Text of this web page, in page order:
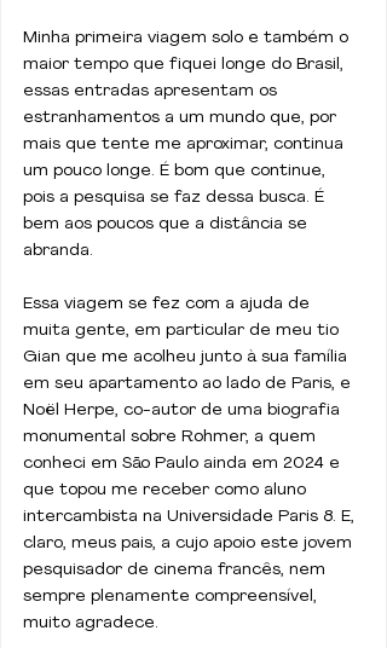
Minha primeira viagem solo e também o
maior tempo que fiquei longe do Brasil,
essas entradas apresentam os
estranhamentos a um mundo que, por
mais que tente me aproximar, continua
um pouco longe. É bom que continue,
pois a pesquisa se faz dessa busca. É
bem aos poucos que a distância se
abranda.
Essa viagem se fez com a ajuda de
muita gente, em particular de meu tio
Gian que me acolheu junto à sua família
em seu apartamento ao lado de Paris, e
Noël Herpe, co-autor de uma biografia
monumental sobre Rohmer, a quem
conheci em São Paulo ainda em 2024 e
que topou me receber como aluno
intercambista na Universidade Paris 8. E,
claro, meus pais, a cujo apoio este jovem
pesquisador de cinema francês, nem
sempre plenamente compreensível,
muito agradece.